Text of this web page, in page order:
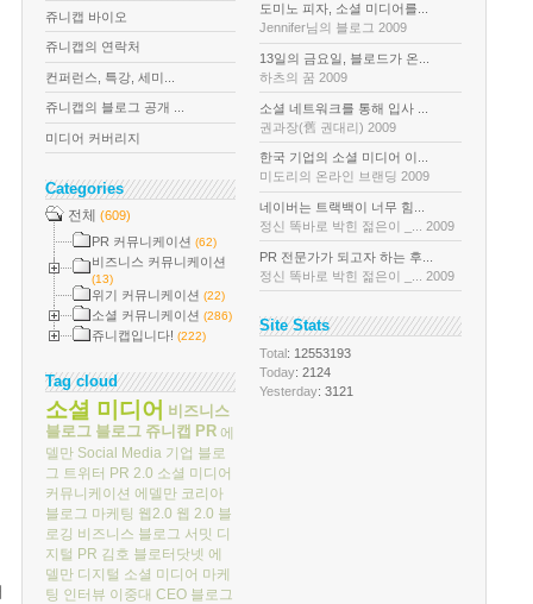
쥬니캡 바이오
쥬니캡의 연락처
컨퍼런스, 특강, 세미...
쥬니캡의 블로그 공개 ...
미디어 커버리지
Categories
전체 (609)
PR 커뮤니케이션 (62)
비즈니스 커뮤니케이션
(13)
위기 커뮤니케이션 (22)
소셜 커뮤니케이션 (286)
쥬니캡입니다! (222)
Tag cloud
소셜 미디어 비즈니스
블로그 블로그 쥬니캡 PR 에
델만 Social Media 기업 블로
그 트위터 PR 2.0 소셜 미디어
커뮤니케이션 에델만 코리아
블로그 마케팅 웹2.0 웹 2.0 블
로깅 비즈니스 블로그 서밋 디
지털 PR 김호 블로터닷넷 에
델만 디지털 소셜 미디어 마케
팅 인터뷰 이중대 CEO 블로그
도미노 피자, 소셜 미디어를...
Jennifer님의 블로그 2009
13일의 금요일, 블로드가 온...
하츠의 꿈 2009
소셜 네트워크를 통해 입사 ...
권과장(舊 권대리) 2009
한국 기업의 소셜 미디어 이...
미도리의 온라인 브랜딩 2009
네이버는 트랙백이 너무 힘...
정신 똑바로 박힌 젊은이 _... 2009
PR 전문가가 되고자 하는 후...
정신 똑바로 박힌 젊은이 _... 2009
Site Stats
Total: 12553193
Today: 2124
Yesterday: 3121